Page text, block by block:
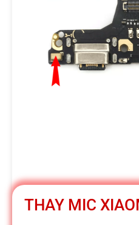
o
b
THAY MIC